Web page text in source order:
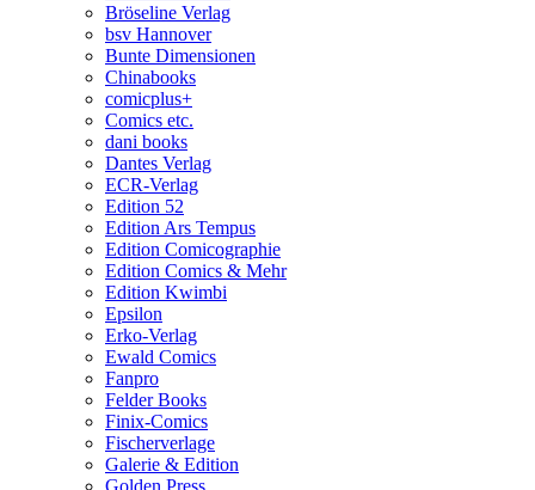
Bröseline Verlag
bsv Hannover
Bunte Dimensionen
Chinabooks
comicplus+
Comics etc.
dani books
Dantes Verlag
ECR-Verlag
Edition 52
Edition Ars Tempus
Edition Comicographie
Edition Comics & Mehr
Edition Kwimbi
Epsilon
Erko-Verlag
Ewald Comics
Fanpro
Felder Books
Finix-Comics
Fischerverlage
Galerie & Edition
Golden Press